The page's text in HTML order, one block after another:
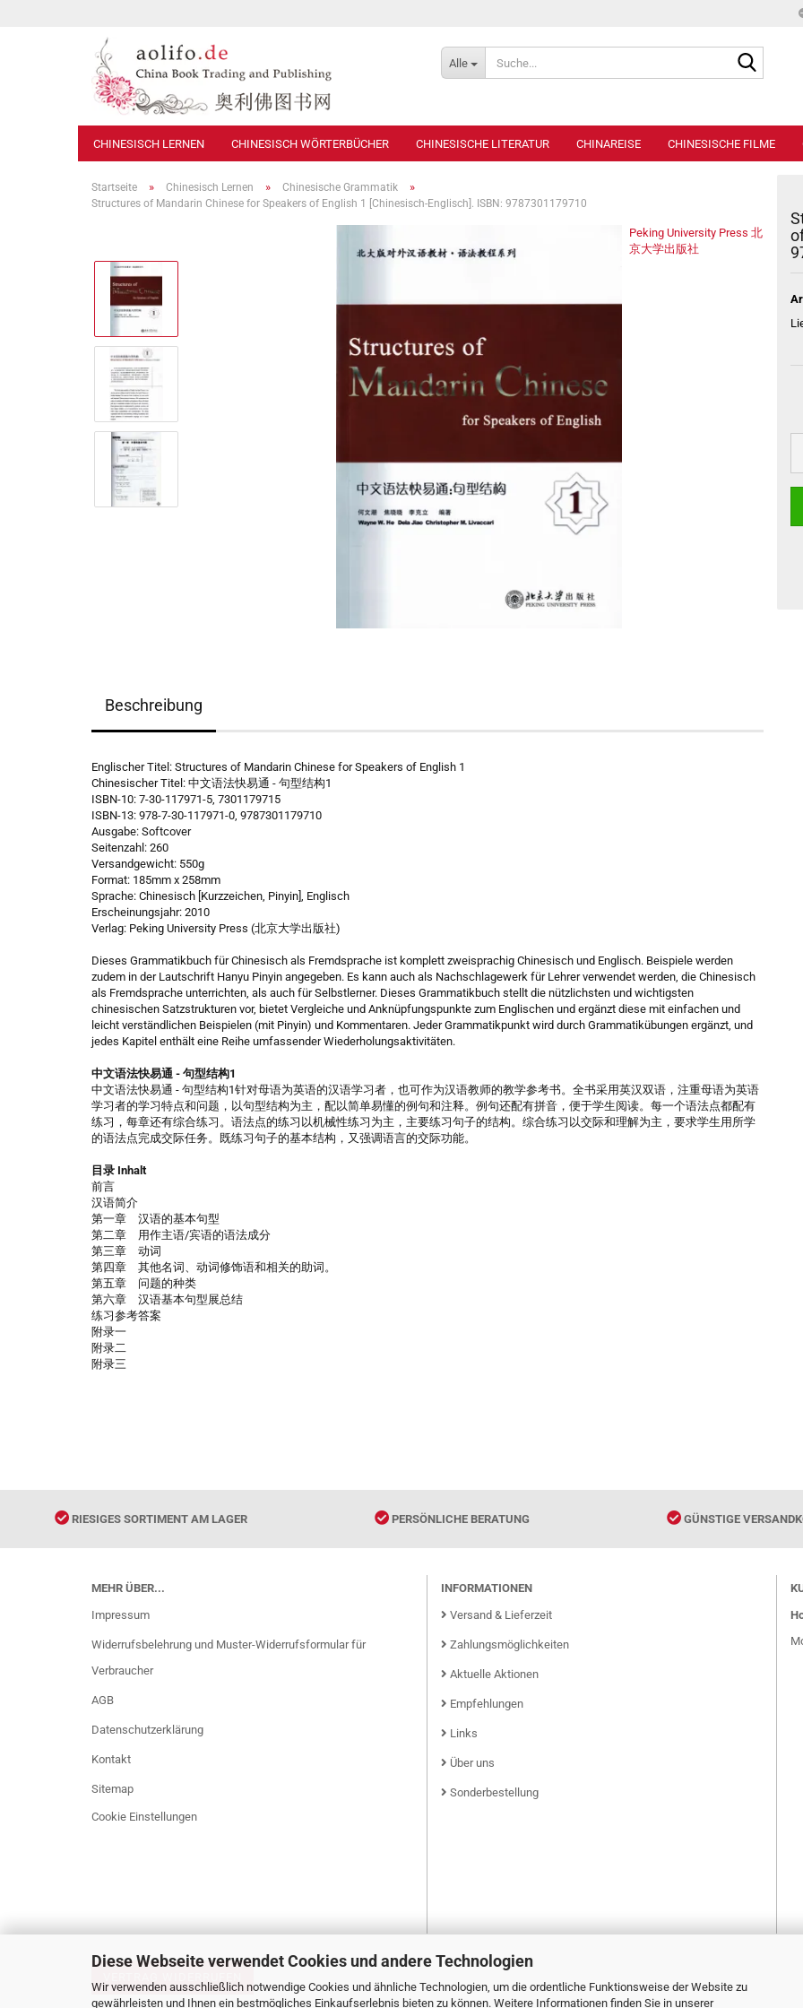
Diese Webseite verwendet Cookies und andere Technologien
Wir verwenden ausschließlich notwendige Cookies und ähnliche Technologien, um die ordentliche Funktionsweise der Website zu
gewährleisten und Ihnen ein bestmögliches Einkaufserlebnis bieten zu können. Weitere Informationen finden Sie in unserer
Alle
CHINESISCH LERNEN CHINESISCH WÖRTERBÜCHER CHINESISCHE LITERATUR CHINAREISE CHINESISCHE FILME
Startseite » Chinesisch Lernen » Chinesische Grammatik »
Structures of Mandarin Chinese for Speakers of English 1 [Chinesisch-Englisch]. ISBN: 9787301179710
Peking University Press 北
京大学出版社
Beschreibung
Englischer Titel: Structures of Mandarin Chinese for Speakers of English 1
Chinesischer Titel: 中文语法快易通 - 句型结构1
ISBN-10: 7-30-117971-5, 7301179715
ISBN-13: 978-7-30-117971-0, 9787301179710
Ausgabe: Softcover
Seitenzahl: 260
Versandgewicht: 550g
Format: 185mm x 258mm
Sprache: Chinesisch [Kurzzeichen, Pinyin], Englisch
Erscheinungsjahr: 2010
Verlag: Peking University Press (北京大学出版社)
Dieses Grammatikbuch für Chinesisch als Fremdsprache ist komplett zweisprachig Chinesisch und Englisch. Beispiele werden
zudem in der Lautschrift Hanyu Pinyin angegeben. Es kann auch als Nachschlagewerk für Lehrer verwendet werden, die Chinesisch
als Fremdsprache unterrichten, als auch für Selbstlerner. Dieses Grammatikbuch stellt die nützlichsten und wichtigsten
chinesischen Satzstrukturen vor, bietet Vergleiche und Anknüpfungspunkte zum Englischen und ergänzt diese mit einfachen und
leicht verständlichen Beispielen (mit Pinyin) und Kommentaren. Jeder Grammatikpunkt wird durch Grammatikübungen ergänzt, und
jedes Kapitel enthält eine Reihe umfassender Wiederholungsaktivitäten.
中文语法快易通 - 句型结构1
中文语法快易通 - 句型结构1针对母语为英语的汉语学习者，也可作为汉语教师的教学参考书。全书采用英汉双语，注重母语为英语
学习者的学习特点和问题，以句型结构为主，配以简单易懂的例句和注释。例句还配有拼音，便于学生阅读。每一个语法点都配有
练习，每章还有综合练习。语法点的练习以机械性练习为主，主要练习句子的结构。综合练习以交际和理解为主，要求学生用所学
的语法点完成交际任务。既练习句子的基本结构，又强调语言的交际功能。
目录 Inhalt
前言
汉语简介
第一章 汉语的基本句型
第二章 用作主语/宾语的语法成分
第三章 动词
第四章 其他名词、动词修饰语和相关的助词。
第五章 问题的种类
第六章 汉语基本句型展总结
练习参考答案
附录一
附录二
附录三
RIESIGES SORTIMENT AM LAGER PERSÖNLICHE BERATUNG GÜNSTIGE
MEHR ÜBER...
Impressum
Widerrufsbelehrung und Muster-Widerrufsformular für
Verbraucher
AGB
Datenschutzerklärung
Kontakt
Sitemap
Cookie Einstellungen
INFORMATIONEN
Versand & Lieferzeit
Zahlungsmöglichkeiten
Aktuelle Aktionen
Empfehlungen
Links
Über uns
Sonderbestellung